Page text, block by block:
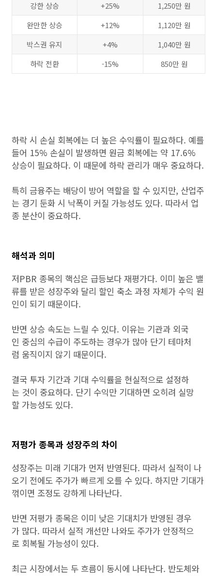
강한 상승
+25%
1,250만 원
완만한 상승
+12%
1,120만 원
박스권 유지
+4%
1,040만 원
하락 전환
-15% 850만 원
하락 시 손실 회복에는 더 높은 수익률이 필요하다. 예를
들어 15% 손실이 발생하면 원금 회복에는 약 17.6%
상승이 필요하다. 이 때문에 하락 관리가 매우 중요하다.
특히 금융주는 배당이 방어 역할을 할 수 있지만, 산업주
는 경기 둔화 시 낙폭이 커질 가능성도 있다. 따라서 업
종 분산이 중요하다.
해석과 의미
저PBR 종목의 핵심은 급등보다 재평가다. 이미 높은 밸
류를 받은 성장주와 달리 할인 축소 과정 자체가 수익 원
인이 되기 때문이다.
반면 상승 속도는 느릴 수 있다. 이유는 기관과 외국
인 중심의 수급이 주도하는 경우가 많아 단기 테마처
럼 움직이지 않기 때문이다.
결국 투자 기간과 기대 수익률을 현실적으로 설정하
는 것이 중요하다. 단기 수익만 기대하면 오히려 실망
할 가능성도 있다.
저평가 종목과 성장주의 차이
성장주는 미래 기대가 먼저 반영된다. 따라서 실적이 나
오기 전에도 주가가 빠르게 오를 수 있다. 하지만 기대가
꺾이면 조정도 강하게 나타난다.
반면 저평가 종목은 이미 낮은 기대치가 반영된 경우
가 많다. 따라서 실적 개선만 나와도 주가가 안정적으
로 회복될 가능성이 있다.
최근 시장에서는 두 흐름이 동시에 나타난다. 반도체와